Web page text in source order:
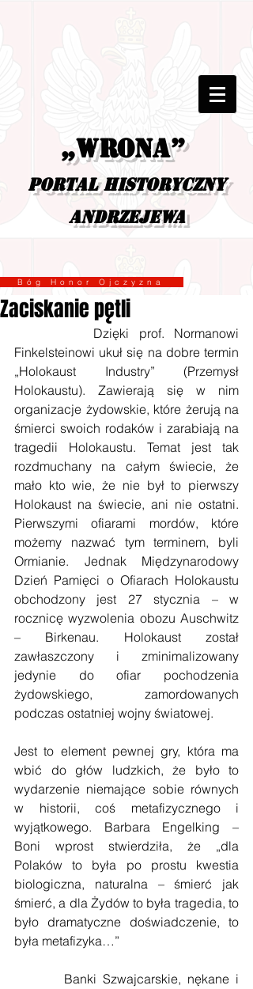
„Wrona”
portal historyczny
Andrzejewa
Honor Ojczyzna
Zaciskanie pętli
Finkelsteinowi ukuł się na dobre termin
„Holokaust Industry” (Przemysł
Holokaustu). Zawierają się w nim
organizacje żydowskie, które żerują na
śmierci swoich rodaków i zarabiają na
tragedii Holokaustu. Temat jest tak
rozdmuchany na całym świecie, że
mało kto wie, że nie był to pierwszy
Holokaust na świecie, ani nie ostatni.
Pierwszymi ofiarami mordów, które
możemy nazwać tym terminem, byli
Ormianie. Jednak Międzynarodowy
Dzień Pamięci o Ofiarach Holokaustu
obchodzony jest 27 stycznia – w
rocznicę wyzwolenia obozu Auschwitz
– Birkenau. Holokaust został
zawłaszczony i zminimalizowany
jedynie do ofiar pochodzenia
żydowskiego, zamordowanych
podczas ostatniej wojny światowej.
Jest to element pewnej gry, która ma
wbić do głów ludzkich, że było to
wydarzenie niemające sobie równych
w historii, coś metafizycznego i
wyjątkowego. Barbara Engelking –
Boni wprost stwierdziła, że „dla
Polaków to była po prostu kwestia
biologiczna, naturalna – śmierć jak
śmierć, a dla Żydów to była tragedia, to
było dramatyczne doświadczenie, to
była metafizyka…”